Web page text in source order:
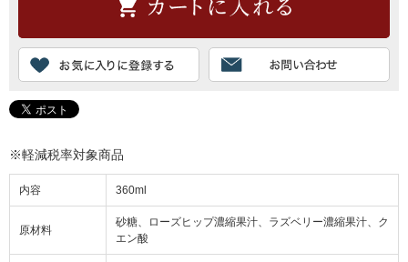
※軽減税率対象商品
内容 360ml
原材料
砂糖、ローズヒップ濃縮果汁、ラズベリー濃縮果汁、ク
エン酸